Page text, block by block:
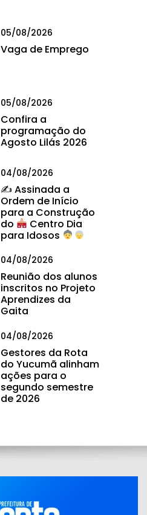
05/08/2026
Vaga de Emprego
05/08/2026
Confira a
programação do
Agosto Lilás 2026
04/08/2026
✍ Assinada a
Ordem de Início
para a Construção
do
Centro Dia
para Idosos
04/08/2026
Reunião dos alunos
inscritos no Projeto
Aprendizes da
Gaita
04/08/2026
Gestores da Rota
do Yucumã alinham
ações para o
segundo semestre
de 2026